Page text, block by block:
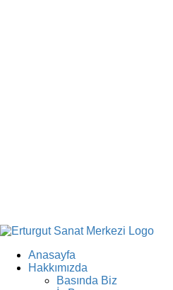
Anasayfa
Hakkımızda
Basında Biz